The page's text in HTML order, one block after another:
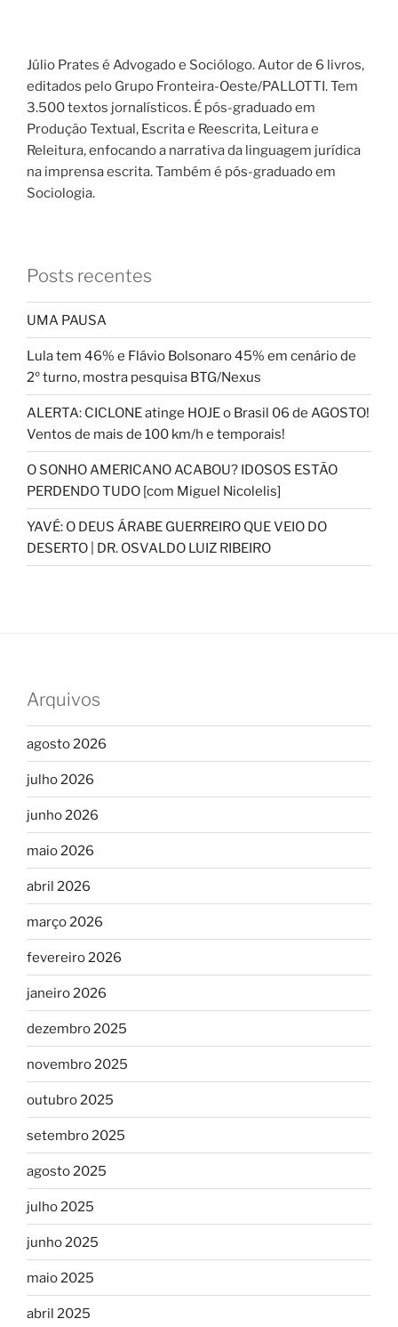
Júlio Prates é Advogado e Sociólogo. Autor de 6 livros,
editados pelo Grupo Fronteira-Oeste/PALLOTTI. Tem
3.500 textos jornalísticos. É pós-graduado em
Produção Textual, Escrita e Reescrita, Leitura e
Releitura, enfocando a narrativa da linguagem jurídica
na imprensa escrita. Também é pós-graduado em
Sociologia.
Posts recentes
UMA PAUSA
Lula tem 46% e Flávio Bolsonaro 45% em cenário de
2º turno, mostra pesquisa BTG/Nexus
ALERTA: CICLONE atinge HOJE o Brasil 06 de AGOSTO!
Ventos de mais de 100 km/h e temporais!
O SONHO AMERICANO ACABOU? IDOSOS ESTÃO
PERDENDO TUDO [com Miguel Nicolelis]
YAVÉ: O DEUS ÁRABE GUERREIRO QUE VEIO DO
DESERTO | DR. OSVALDO LUIZ RIBEIRO
Arquivos
agosto 2026
julho 2026
junho 2026
maio 2026
abril 2026
março 2026
fevereiro 2026
janeiro 2026
dezembro 2025
novembro 2025
outubro 2025
setembro 2025
agosto 2025
julho 2025
junho 2025
maio 2025
abril 2025